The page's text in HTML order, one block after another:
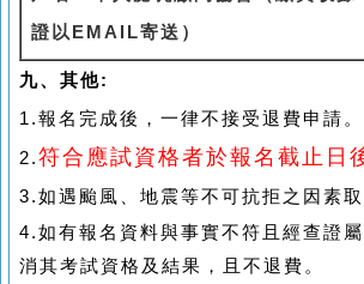
證以 EMAIL寄送）
九、其他:
1.報名完成後，一律不接受退費申請。
2.符合應試資格者於報名截止日
3.如遇颱風、地震等不可抗拒之因素
4.如有報名資料與事實不符且經查證
消其考試資格及結果，且不退費。